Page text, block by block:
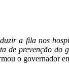
a fila nos
prevenção do
o governador